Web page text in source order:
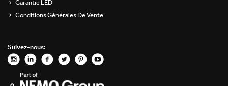
Yori Evo 48V
Yori Evo Box
Garantie LED
Conditions Générales De Vente
Suivez-nous: